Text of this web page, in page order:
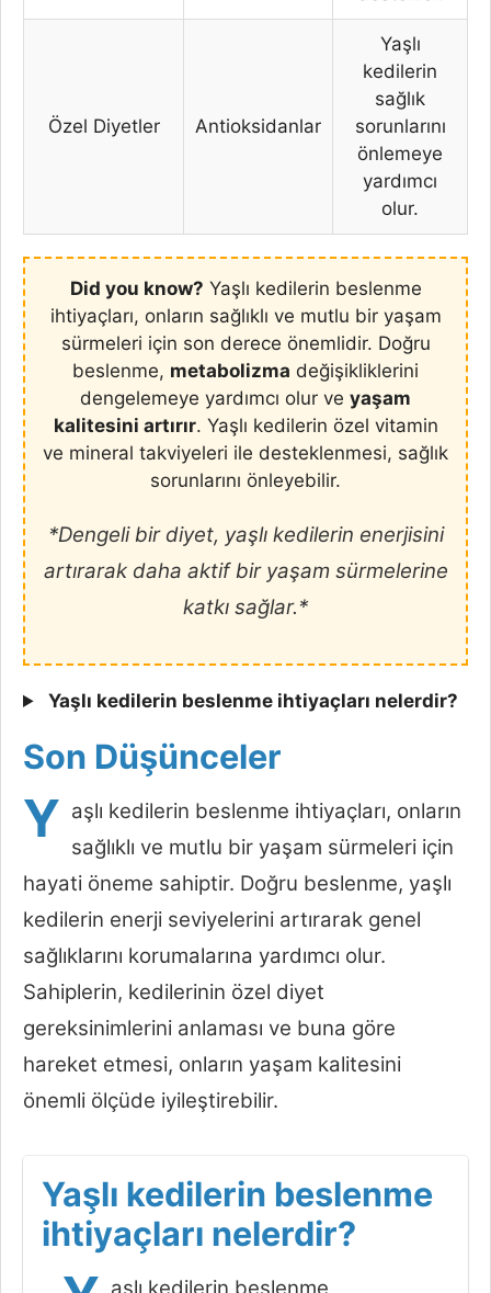
Özel Diyetler Antioksidanlar
Yaşlı
kedilerin
sağlık
sorunlarını
önlemeye
yardımcı
olur.
Did you know? Yaşlı kedilerin beslenme
ihtiyaçları, onların sağlıklı ve mutlu bir yaşam
sürmeleri için son derece önemlidir. Doğru
beslenme, metabolizma değişikliklerini
dengelemeye yardımcı olur ve yaşam
kalitesini artırır. Yaşlı kedilerin özel vitamin
ve mineral takviyeleri ile desteklenmesi, sağlık
sorunlarını önleyebilir.
*Dengeli bir diyet, yaşlı kedilerin enerjisini
artırarak daha aktif bir yaşam sürmelerine
katkı sağlar.*
Yaşlı kedilerin beslenme ihtiyaçları nelerdir?
Son Düşünceler
Y aşlı kedilerin beslenme ihtiyaçları, onların
sağlıklı ve mutlu bir yaşam sürmeleri için
hayati öneme sahiptir. Doğru beslenme, yaşlı
kedilerin enerji seviyelerini artırarak genel
sağlıklarını korumalarına yardımcı olur.
Sahiplerin, kedilerinin özel diyet
gereksinimlerini anlaması ve buna göre
hareket etmesi, onların yaşam kalitesini
önemli ölçüde iyileştirebilir.
Yaşlı kedilerin beslenme
ihtiyaçları nelerdir?